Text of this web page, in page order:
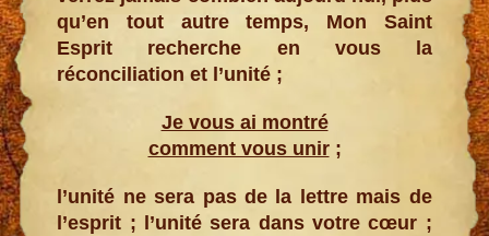
qu’en tout autre temps, Mon Saint
Esprit recherche en vous la
réconciliation et l’unité ;
Je vous ai montré
comment vous unir;
l’unité ne sera pas de la lettre mais de
l’esprit ; l’unité sera dans votre cœur ;